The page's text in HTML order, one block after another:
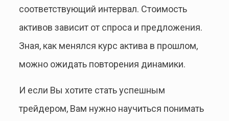
соответствующий интервал. Стоимость
активов зависит от спроса и предложения.
Зная, как менялся курс актива в прошлом,
можно ожидать повторения динамики.
И если Вы хотите стать успешным
трейдером, Вам нужно научиться понимать